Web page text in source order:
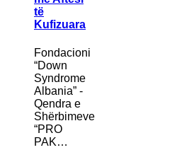
të
Kufizuara
Fondacioni
“Down
Syndrome
Albania” -
Qendra e
Shërbimeve
“PRO
PAK…